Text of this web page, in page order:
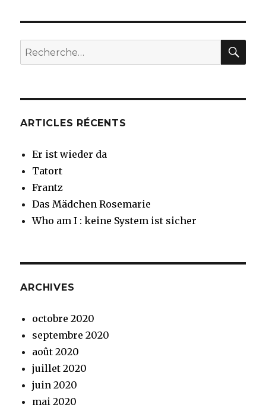
Recherche
pour
ARTICLES RÉCENTS
Er ist wieder da
Tatort
Frantz
Das Mädchen Rosemarie
Who am I : keine System ist sicher
ARCHIVES
octobre 2020
septembre 2020
août 2020
juillet 2020
juin 2020
mai 2020